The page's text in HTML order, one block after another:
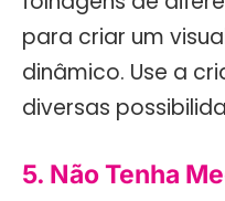
para criar um
dinâmico. Use a
diversas
5. Não Tenha